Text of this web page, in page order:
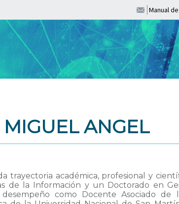
Manual
ANGEL
trayectoria académica, profesional y
de la Información y un Doctorado en
como Docente Asociado de